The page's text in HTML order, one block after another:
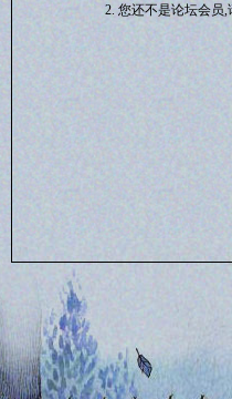
您还不是论坛会员,